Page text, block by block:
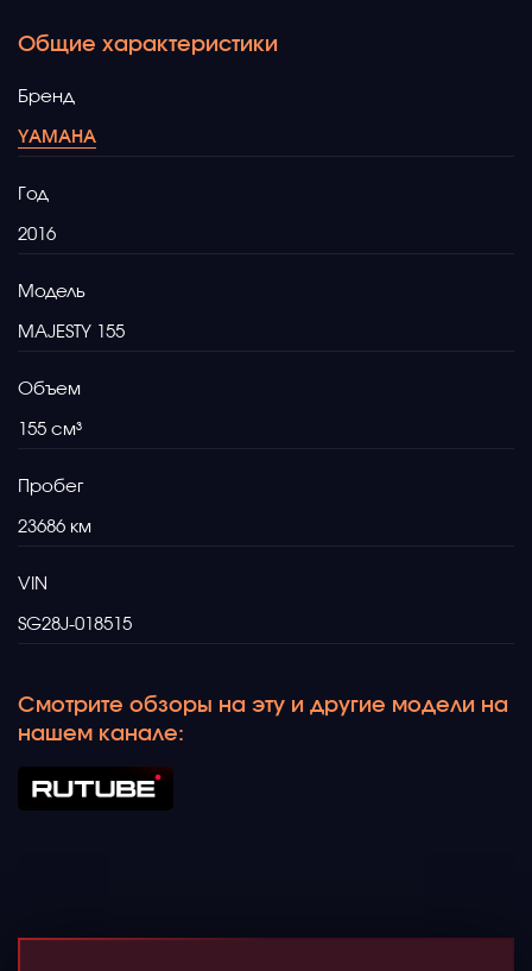
Общие характеристики
Бренд
YAMAHA
Год
2016
Модель
MAJESTY 155
Объем
155
Пробег
23686
VIN
SG28J-018515
Смотрите обзоры на эту и другие модели на
нашем канале: